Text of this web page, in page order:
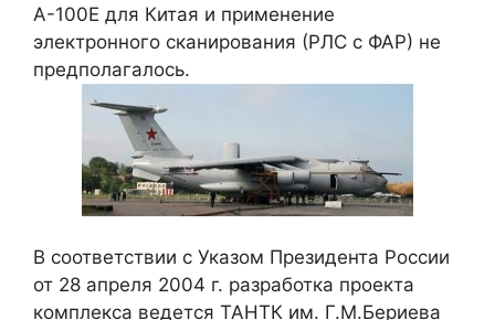
А-100Е для Китая и применение
электронного сканирования (РЛС с ФАР) не
предполагалось.
В соответствии с Указом Президента России
от 28 апреля 2004 г. разработка проекта
комплекса ведется ТАНТК им. Г.М.Бериева